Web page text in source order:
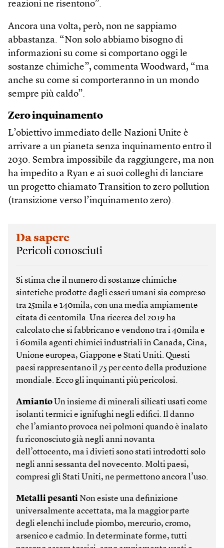
reazioni ne risentono”.
Ancora una volta, però, non ne sappiamo
abbastanza. “Non solo abbiamo bisogno di
informazioni su come si comportano oggi le
sostanze chimiche”, commenta Woodward, “ma
anche su come si comporteranno in un mondo
sempre più caldo”.
Zero inquinamento
L’obiettivo immediato delle Nazioni Unite è
arrivare a un pianeta senza inquinamento entro il
2030. Sembra impossibile da raggiungere, ma non
ha impedito a Ryan e ai suoi colleghi di lanciare
un progetto chiamato Transition to zero pollution
(transizione verso l’inquinamento zero).
Da sapere
Pericoli conosciuti
Si stima che il numero di sostanze chimiche
sintetiche prodotte dagli esseri umani sia compreso
tra 25mila e 140mila, con una media ampiamente
citata di centomila. Una ricerca del 2019 ha
calcolato che si fabbricano e vendono tra i 40mila e
i 60mila agenti chimici industriali in Canada, Cina,
Unione europea, Giappone e Stati Uniti. Questi
paesi rappresentano il 75 per cento della produzione
mondiale. Ecco gli inquinanti più pericolosi.
Amianto Un insieme di minerali silicati usati come
isolanti termici e ignifughi negli edifici. Il danno
che l’amianto provoca nei polmoni quando è inalato
fu riconosciuto già negli anni novanta
dell’ottocento, ma i divieti sono stati introdotti solo
negli anni sessanta del novecento. Molti paesi,
compresi gli Stati Uniti, ne permettono ancora l’uso.
Metalli pesanti Non esiste una definizione
universalmente accettata, ma la maggior parte
degli elenchi include piombo, mercurio, cromo,
arsenico e cadmio. In determinate forme, tutti